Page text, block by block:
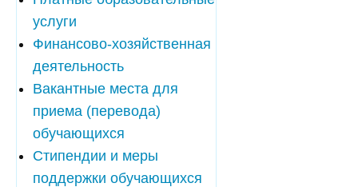
услуги
Финансово-хозяйственная
деятельность
Вакантные места для
приема (перевода)
обучающихся
Стипендии и меры
поддержки обучающихся